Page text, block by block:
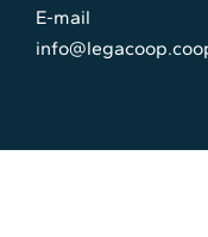
E-mail